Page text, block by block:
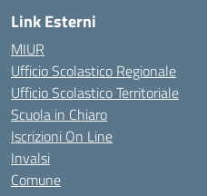
Link Esterni
MIUR
Ufficio Scolastico Regionale
Ufficio Scolastico Territoriale
Scuola in Chiaro
Iscrizioni On Line
Invalsi
Comune